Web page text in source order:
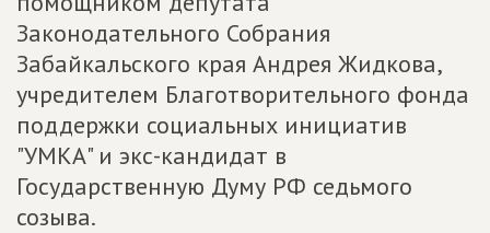
Законодательного Собрания
Забайкальского края Андрея Жидкова,
учредителем Благотворительного фонда
поддержки социальных инициатив
"УМКА" и экс-кандидат в
Государственную Думу РФ седьмого
созыва.